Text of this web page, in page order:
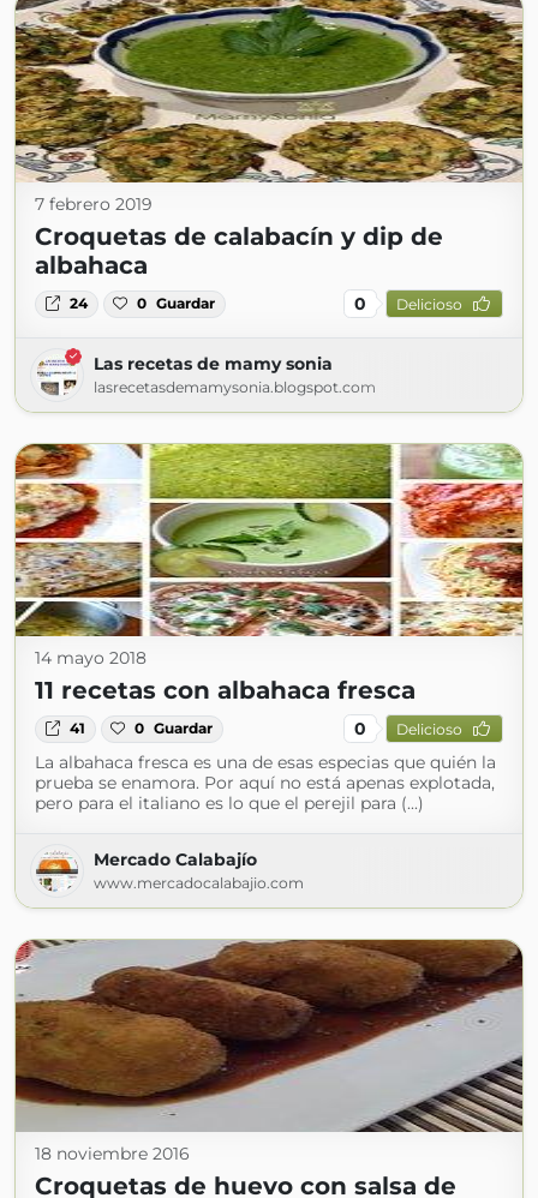
7 febrero 2019
Croquetas de calabacín y dip de
albahaca
24 0 Guardar 0 Delicioso
Las recetas de mamy sonia
lasrecetasdemamysonia.blogspot.com
14 mayo 2018
11 recetas con albahaca fresca
41 0 Guardar 0 Delicioso
La albahaca fresca es una de esas especias que quién la
prueba se enamora. Por aquí no está apenas explotada,
pero para el italiano es lo que el perejil para (...)
Mercado Calabajío
www.mercadocalabajio.com
18 noviembre 2016
Croquetas de huevo con salsa de